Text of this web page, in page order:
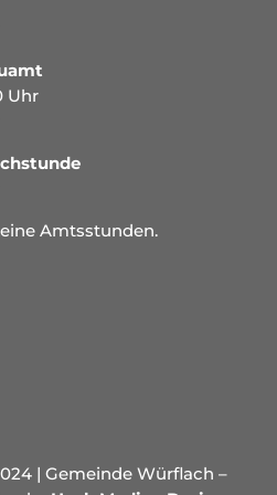
Uhr
Amtsstunden.
| Gemeinde Würflach –